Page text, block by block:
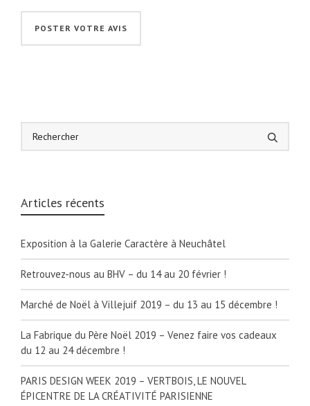
Articles récents
Exposition à la Galerie Caractère à Neuchâtel
Retrouvez-nous au BHV – du 14 au 20 février !
Marché de Noël à Villejuif 2019 – du 13 au 15 décembre !
La Fabrique du Père Noël 2019 – Venez faire vos cadeaux
du 12 au 24 décembre !
PARIS DESIGN WEEK 2019 – VERTBOIS, LE NOUVEL
ÉPICENTRE DE LA CRÉATIVITÉ PARISIENNE